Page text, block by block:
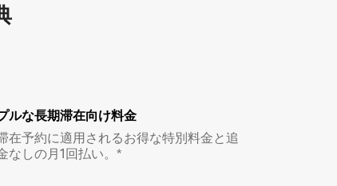
ルな長期滞在向け料金
在予約に適用されるお得な特別料金と追
なしの月1回払い。*